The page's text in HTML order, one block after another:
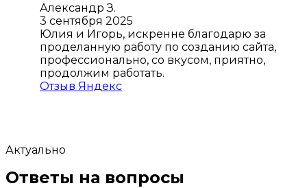
Александр З.
3 сентября 2025
Юлия и Игорь, искренне благодарю за
проделанную работу по созданию сайта,
профессионально, со вкусом, приятно,
продолжим работать.
Отзыв Яндекс
Актуально
Ответы на вопросы